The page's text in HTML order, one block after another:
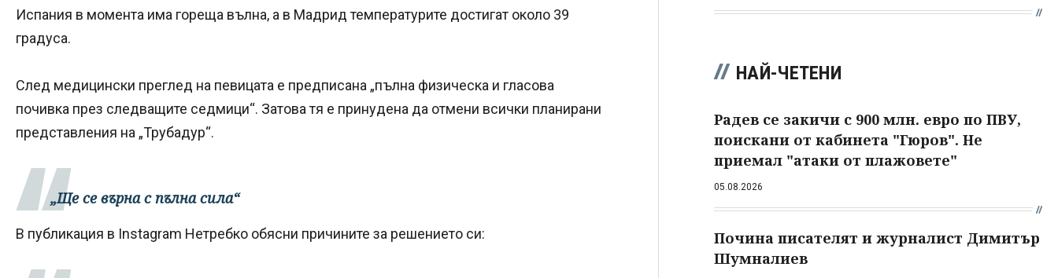
Испания в момента има гореща вълна, а в Мадрид температурите достигат около 39
градуса.
След медицински преглед на певицата е предписана „пълна физическа и гласова
почивка през следващите седмици“. Затова тя е принудена да отмени всички планирани
представления на „Трубадур“.
„Ще се върна с пълна сила“
В публикация в Instagram Нетребко обясни причините за решението си:
НАЙ-ЧЕТЕНИ
Радев се закичи с 900 млн. евро по ПВУ,
поискани от кабинета "Гюров". Не
приемал "атаки от плажовете"
05.08.2026
Почина писателят и журналист Димитър
Шумналиев